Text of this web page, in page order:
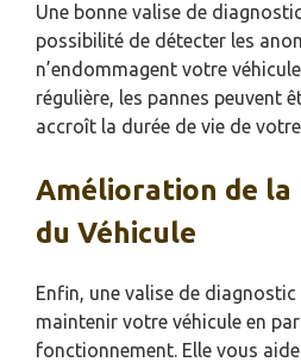
Une bonne valise de
possibilité de détecter les
n’endommagent votre
régulière, les pannes peuvent
accroît la durée de vie de
Amélioration de la
du Véhicule
Enfin, une valise de
maintenir votre véhicule en
fonctionnement. Elle vous